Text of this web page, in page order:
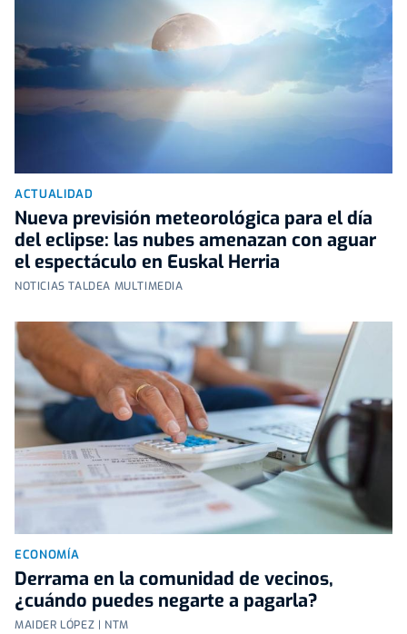
ACTUALIDAD
Nueva previsión meteorológica para el día
del eclipse: las nubes amenazan con aguar
el espectáculo en Euskal Herria
NOTICIAS TALDEA MULTIMEDIA
ECONOMÍA
Derrama en la comunidad de vecinos,
¿cuándo puedes negarte a pagarla?
MAIDER LÓPEZ | NTM